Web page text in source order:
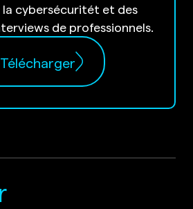
cybersécuritét et des
de professionnels.
Télécharger